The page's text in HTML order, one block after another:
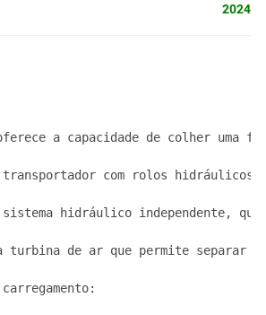
2024
a capacidade de colher uma
transportador com rolos
sistema hidráulico independente,
turbina de ar que permite separar